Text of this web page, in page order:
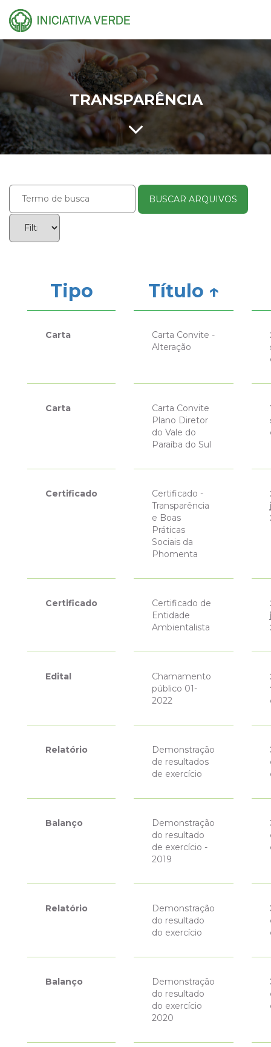
TRANSPARÊNCIA
BUSCAR ARQUIVOS
Tipo Título ↑
Carta
Carta Convite -
Alteração
Carta
Carta Convite
Plano Diretor
do Vale do
Paraíba do Sul
Certificado
Certificado -
Transparência
e Boas
Práticas
Sociais da
Phomenta
Certificado
Certificado de
Entidade
Ambientalista
Edital
Chamamento
público 01-
2022
Relatório
Demonstração
de resultados
de exercício
Balanço
Demonstração
do resultado
de exercício -
2019
Relatório
Demonstração
do resultado
do exercício
Balanço
Demonstração
do resultado
do exercício
2020